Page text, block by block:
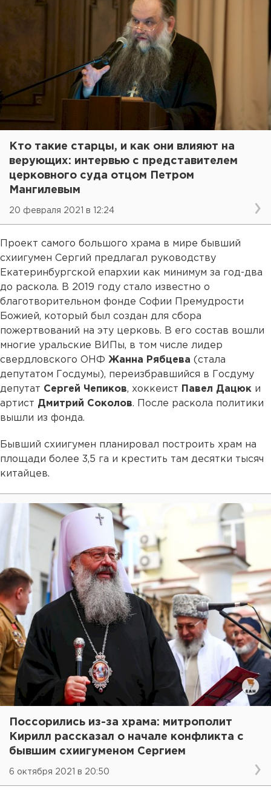
Кто такие старцы, и как они влияют на
верующих: интервью с представителем
церковного суда отцом Петром
Мангилевым
20 февраля 2021 в 12:24
Проект самого большого храма в мире бывший
схиигумен Сергий предлагал руководству
Екатеринбургской епархии как минимум за год-два
до раскола. В 2019 году стало известно о
благотворительном фонде Софии Премудрости
Божией, который был создан для сбора
пожертвований на эту церковь. В его состав вошли
многие уральские ВИПы, в том числе лидер
свердловского ОНФ Жанна Рябцева (стала
депутатом Госдумы), переизбравшийся в Госдуму
депутат Сергей Чепиков, хоккеист Павел Дацюк и
артист Дмитрий Соколов. После раскола политики
вышли из фонда.
Бывший схиигумен планировал построить храм на
площади более 3,5 га и крестить там десятки тысяч
китайцев.
Поссорились из-за храма: митрополит
Кирилл рассказал о начале конфликта с
бывшим схиигуменом Сергием
6 октября 2021 в 20:50